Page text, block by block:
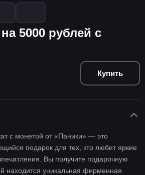
5000 рублей с
Купить
с монетой от «Паники» — это
подарок для тех, кто любит яркие
Вы получите подарочную
находится уникальная фирменная